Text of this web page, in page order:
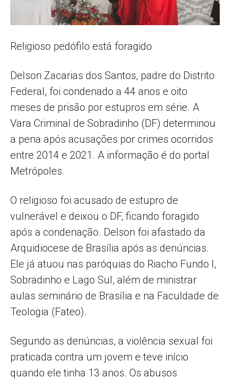
Religioso pedófilo está foragido
Delson Zacarias dos Santos, padre do Distrito
Federal, foi condenado a 44 anos e oito
meses de prisão por estupros em série. A
Vara Criminal de Sobradinho (DF) determinou
a pena após acusações por crimes ocorridos
entre 2014 e 2021. A informação é do portal
Metrópoles.
O religioso foi acusado de estupro de
vulnerável e deixou o DF, ficando foragido
após a condenação. Delson foi afastado da
Arquidiocese de Brasília após as denúncias.
Ele já atuou nas paróquias do Riacho Fundo I,
Sobradinho e Lago Sul, além de ministrar
aulas seminário de Brasília e na Faculdade de
Teologia (Fateo).
Segundo as denúncias, a violência sexual foi
praticada contra um jovem e teve início
quando ele tinha 13 anos. Os abusos